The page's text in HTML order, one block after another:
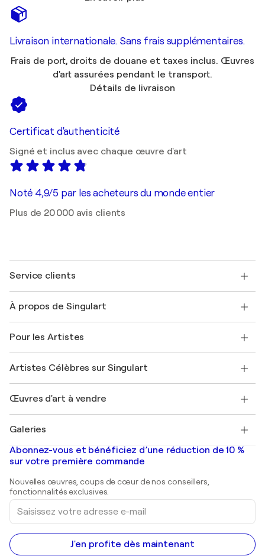
Livraison internationale. Sans frais supplémentaires.
Frais de port, droits de douane et taxes inclus. Œuvres
d'art assurées pendant le transport.
Détails de livraison
Certificat d'authenticité
Signé et inclus avec chaque œuvre d'art
Noté 4,9/5 par les acheteurs du monde entier
Plus de 20 000 avis clients
Service clients
Expédition
Offrir une carte cadeau
Rejoignez notre programme commercial
Mon compte
+33 1 76 44 06 42
À propos de Singulart
FAQ
Magazine Singulart
Emplois
Découvrez une sélection d'art original
Pour les Artistes
Se connecter en tant qu'Artiste
Artistes Célèbres sur Singulart
Marc Chagall
Banksy
Mr. Brainwash
Shepard Fairey
Œuvres d'art à vendre
Tableaux abstraits à vendre
Peintures de paysage
Estampes
Peintures acryliques
Galeries
Galeries d'art en France
Galeries d'art en Belgique
Abonnez-vous et bénéficiez d’une réduction de 10 %
sur votre première commande
Nouvelles œuvres, coups de cœur de nos conseillers,
fonctionnalités exclusives.
Saisissez
votre
adresse
e-
mail
J'en profite dès maintenant